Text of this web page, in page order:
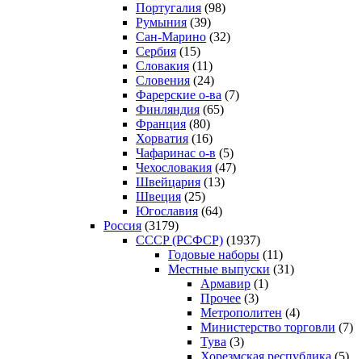
Португалия (98)
Румыния (39)
Сан-Марино (32)
Сербия (15)
Словакия (11)
Словения (24)
Фарерские о-ва (7)
Финляндия (65)
Франция (80)
Хорватия (16)
Чафаринас о-в (5)
Чехословакия (47)
Швейцария (13)
Швеция (25)
Югославия (64)
Россия (3179)
CCCP (РСФСР) (1937)
Годовые наборы (11)
Местные выпуски (31)
Армавир (1)
Прочее (3)
Метрополитен (4)
Министерство торговли (7)
Тува (3)
Хорезмская республика (5)